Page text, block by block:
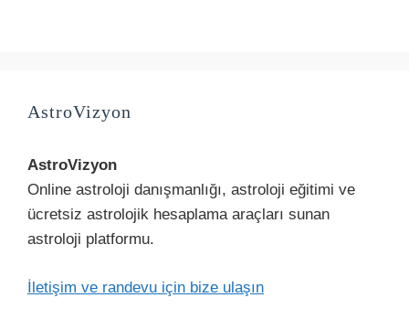
AstroVizyon
AstroVizyon
Online astroloji danışmanlığı, astroloji eğitimi ve
ücretsiz astrolojik hesaplama araçları sunan
astroloji platformu.
İletişim ve randevu için bize ulaşın